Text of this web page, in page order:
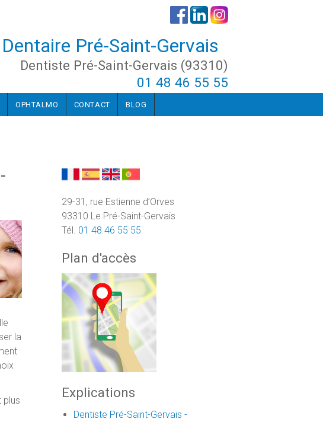
Pré-Saint-Gervais
Dentiste Pré-Saint-Gervais (93310)
01 48 46 55 55
OPHTALMO CONTACT BLOG
la
plus
29-31, rue Estienne d’Orves
93310 Le Pré-Saint-Gervais
Tél. 01 48 46 55 55
Plan d'accès
Explications
Dentiste Pré-Saint-Gervais -